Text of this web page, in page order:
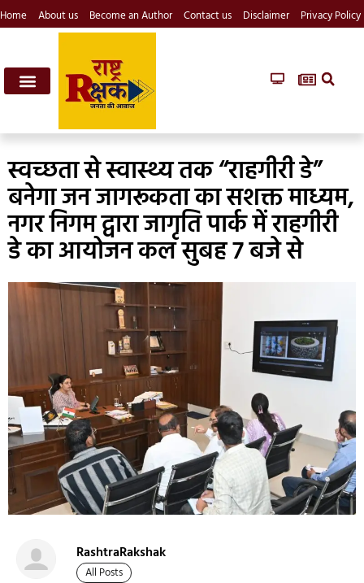
Home About us Become an Author Contact us Disclaimer Privacy Policy
स्वच्छता से स्वास्थ्य तक “राहगीरी डे”
बनेगा जन जागरूकता का सशक्त माध्यम,
नगर निगम द्वारा जागृति पार्क में राहगीरी
डे का आयोजन कल सुबह 7 बजे से
RashtraRakshak
All Posts